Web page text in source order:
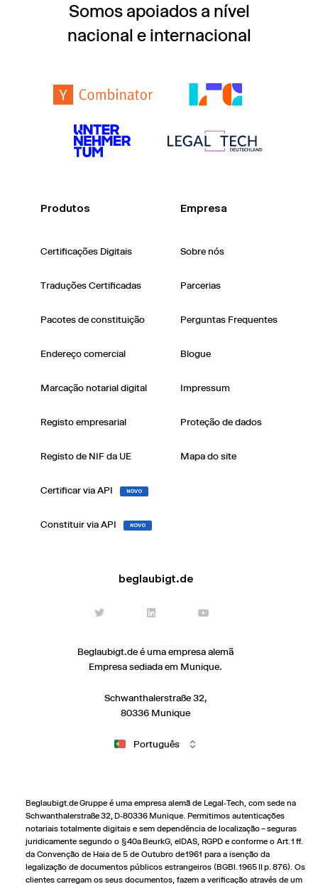
Somos apoiados a nível
nacional e internacional
Produtos
Certificações Digitais
Traduções Certificadas
Pacotes de constituição
Endereço comercial
Marcação notarial digital
Registo empresarial
Registo de NIF da UE
Certificar via API NOVO
Constituir via API NOVO
Empresa
Sobre nós
Parcerias
Perguntas Frequentes
Blogue
Impressum
Proteção de dados
Mapa do site
beglaubigt.de
Beglaubigt.de é uma empresa alemã
Empresa sediada em Munique.
Schwanthalerstraße 32,
80336 Munique
Português
Beglaubigt.de Gruppe é uma empresa alemã de Legal‑Tech, com sede na
Schwanthalerstraße 32, D‑80336 Munique. Permitimos autenticações
notariais totalmente digitais e sem dependência de localização – seguras
juridicamente segundo o § 40a BeurkG, eIDAS, RGPD e conforme o Art. 1 ff.
da Convenção de Haia de 5 de Outubro de 1961 para a isenção da
legalização de documentos públicos estrangeiros (BGBl. 1965 II p. 876). Os
clientes carregam os seus documentos, fazem a verificação através de um